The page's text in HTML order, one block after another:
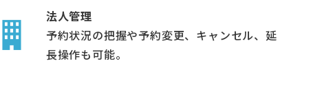
法人管理
予約状況の把握や予約変更、キャンセル、延
長操作も可能。